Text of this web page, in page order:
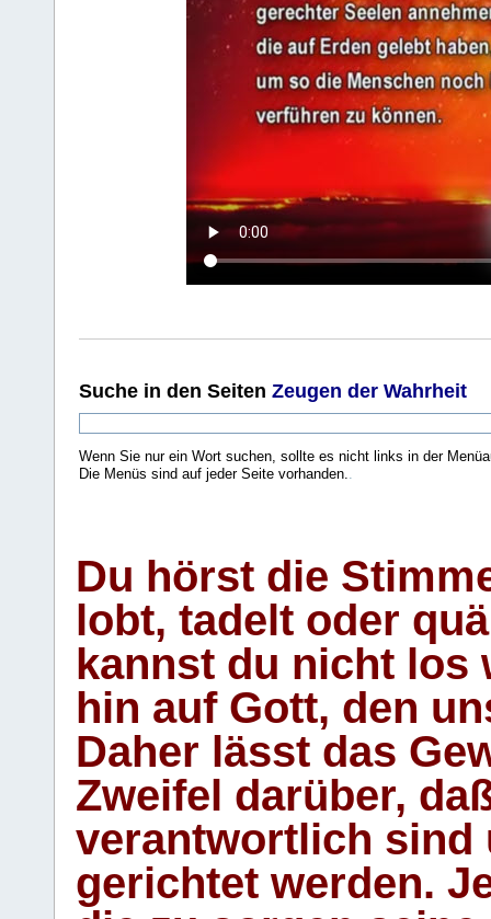
Suche in den Seiten Zeugen der Wahrheit
Wenn Sie nur ein Wort suchen, sollte es nicht links in der
Die Menüs sind auf jeder Seite vorhanden..
Du hörst die
lobt, tadelt oder
kannst du nicht los
hin auf Gott, den
Daher lässt das
Zweifel darüber,
verantwortlich sind
gerichtet werden.